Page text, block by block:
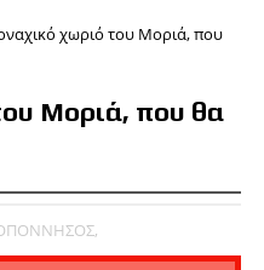
χωριό του Μοριά, που
Μοριά, που θα